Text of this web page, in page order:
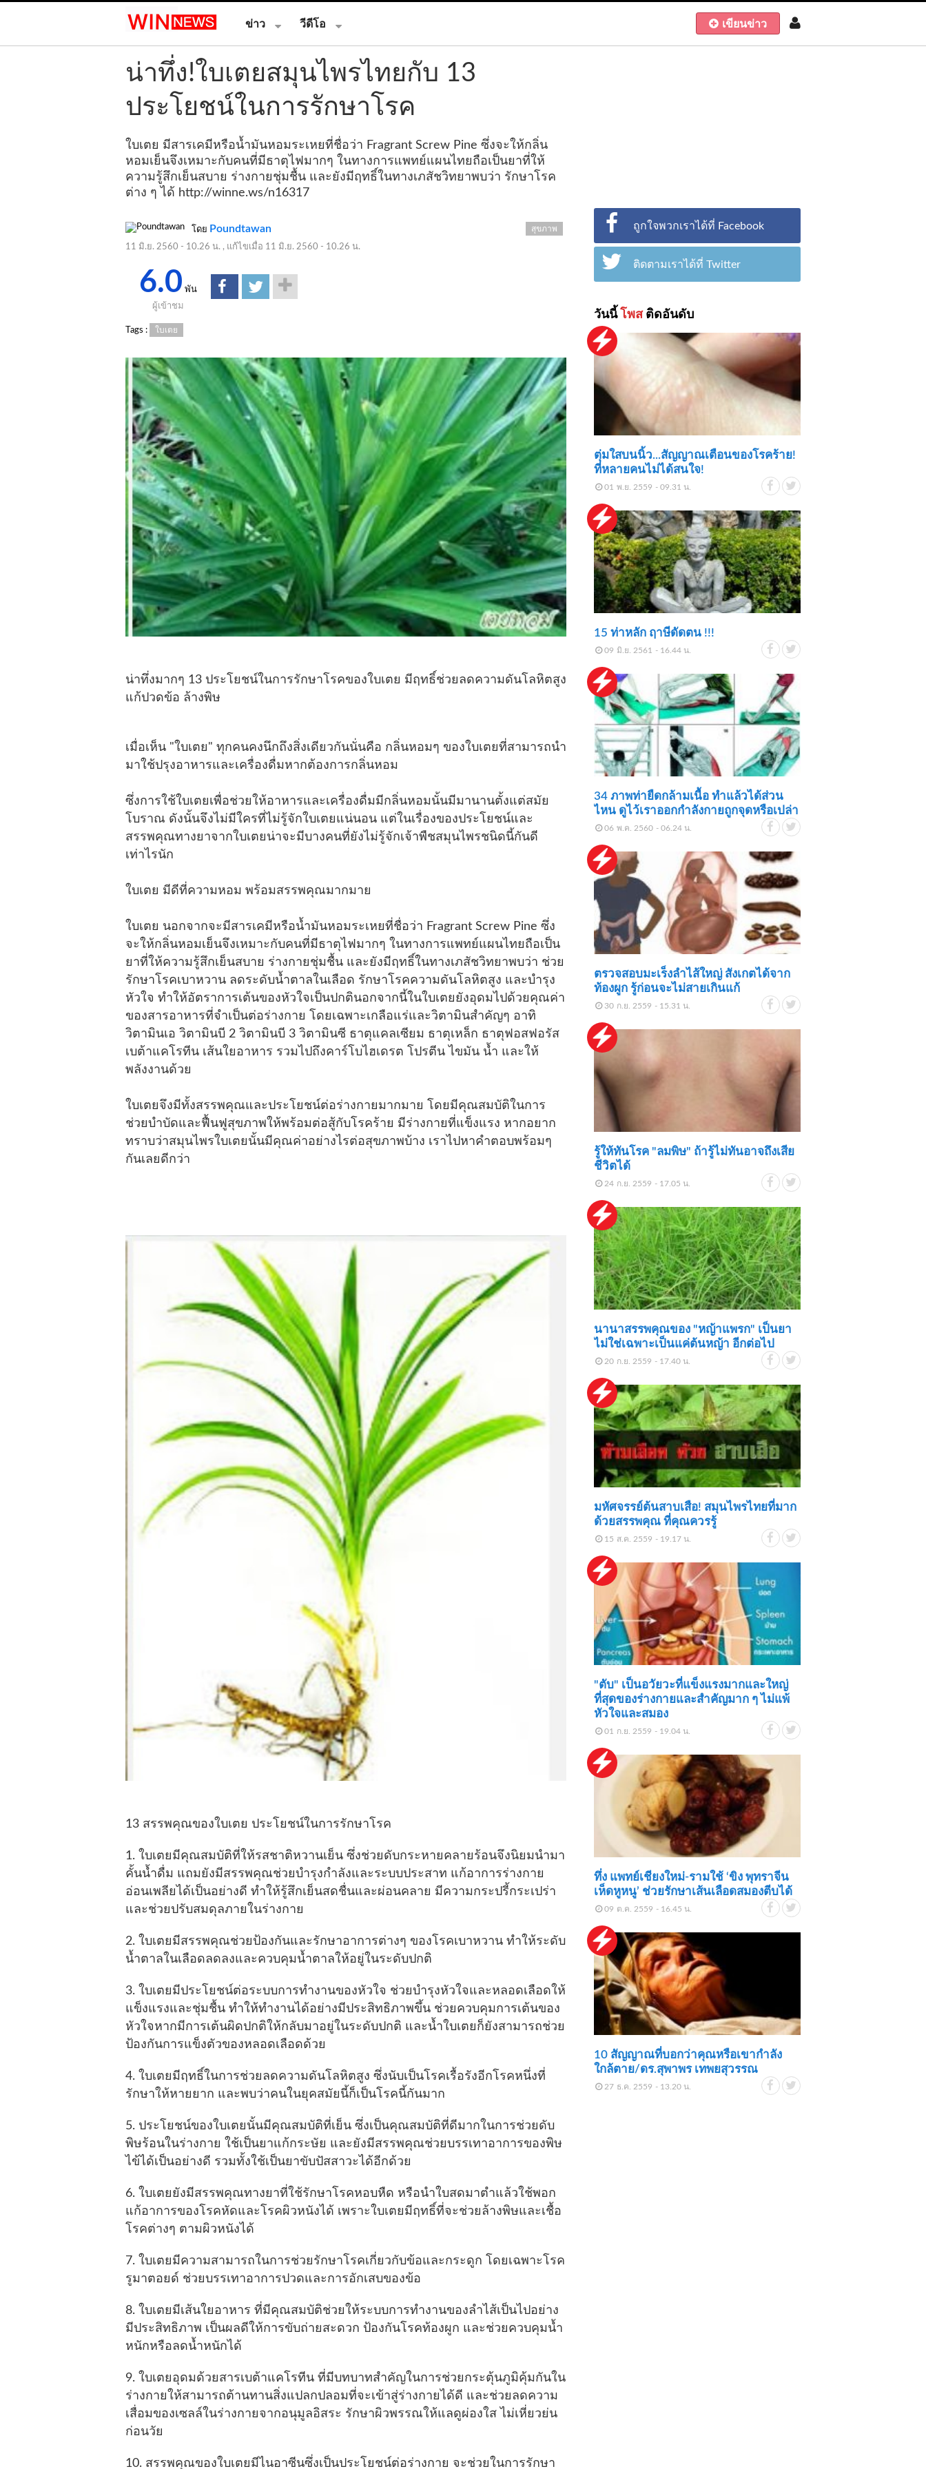
ข่าว วีดีโอ เขียนข่าว
น่าทึ่ง!ใบเตยสมุนไพรไทยกับ 13
ประโยชน์ในการรักษาโรค
ใบเตย มีสารเคมีหรือน้ำมันหอมระเหยที่ชื่อว่า Fragrant Screw Pine ซึ่งจะให้กลิ่น
หอมเย็นจึงเหมาะกับคนที่มีธาตุไฟมากๆ ในทางการแพทย์แผนไทยถือเป็นยาที่ให้
ความรู้สึกเย็นสบาย ร่างกายชุ่มชื้น และยังมีฤทธิ์ในทางเภสัชวิทยาพบว่า รักษาโรค
ต่าง ๆ ได้ http://winne.ws/n16317
โดย Poundtawan
11 มิ.ย. 2560 - 10.26 น. , แก้ไขเมื่อ 11 มิ.ย. 2560 - 10.26 น.
สุขภาพ
6.0 พัน
ผู้เข้าชม
Tags : ใบเตย
น่าทึ่งมากๆ 13 ประโยชน์ในการรักษาโรคของใบเตย มีฤทธิ์ช่วยลดความดันโลหิตสูง
แก้ปวดข้อ ล้างพิษ
เมื่อเห็น "ใบเตย" ทุกคนคงนึกถึงสิ่งเดียวกันนั่นคือ กลิ่นหอมๆ ของใบเตยที่สามารถนำ
มาใช้ปรุงอาหารและเครื่องดื่มหากต้องการกลิ่นหอม
ซึ่งการใช้ใบเตยเพื่อช่วยให้อาหารและเครื่องดื่มมีกลิ่นหอมนั้นมีมานานตั้งแต่สมัย
โบราณ ดังนั้นจึงไม่มีใครที่ไม่รู้จักใบเตยแน่นอน แต่ในเรื่องของประโยชน์และ
สรรพคุณทางยาจากใบเตยน่าจะมีบางคนที่ยังไม่รู้จักเจ้าพืชสมุนไพรชนิดนี้กันดี
เท่าไรนัก
ใบเตย มีดีที่ความหอม พร้อมสรรพคุณมากมาย
ใบเตย นอกจากจะมีสารเคมีหรือน้ำมันหอมระเหยที่ชื่อว่า Fragrant Screw Pine ซึ่ง
จะให้กลิ่นหอมเย็นจึงเหมาะกับคนที่มีธาตุไฟมากๆ ในทางการแพทย์แผนไทยถือเป็น
ยาที่ให้ความรู้สึกเย็นสบาย ร่างกายชุ่มชื้น และยังมีฤทธิ์ในทางเภสัชวิทยาพบว่า ช่วย
รักษาโรคเบาหวาน ลดระดับน้ำตาลในเลือด รักษาโรคความดันโลหิตสูง และบำรุง
หัวใจ ทำให้อัตราการเต้นของหัวใจเป็นปกตินอกจากนี้ในใบเตยยังอุดมไปด้วยคุณค่า
ของสารอาหารที่จำเป็นต่อร่างกาย โดยเฉพาะเกลือแร่และวิตามินสำคัญๆ อาทิ
วิตามินเอ วิตามินบี 2 วิตามินบี 3 วิตามินซี ธาตุแคลเซียม ธาตุเหล็ก ธาตุฟอสฟอรัส
เบต้าแคโรทีน เส้นใยอาหาร รวมไปถึงคาร์โบไฮเดรต โปรตีน ไขมัน น้ำ และให้
พลังงานด้วย
ใบเตยจึงมีทั้งสรรพคุณและประโยชน์ต่อร่างกายมากมาย โดยมีคุณสมบัติในการ
ช่วยบำบัดและฟื้นฟูสุขภาพให้พร้อมต่อสู้กับโรคร้าย มีร่างกายที่แข็งแรง หากอยาก
ทราบว่าสมุนไพรใบเตยนั้นมีคุณค่าอย่างไรต่อสุขภาพบ้าง เราไปหาคำตอบพร้อมๆ
กันเลยดีกว่า
13 สรรพคุณของใบเตย ประโยชน์ในการรักษาโรค
1. ใบเตยมีคุณสมบัติที่ให้รสชาติหวานเย็น ซึ่งช่วยดับกระหายคลายร้อนจึงนิยมนำมา
คั้นน้ำดื่ม แถมยังมีสรรพคุณช่วยบำรุงกำลังและระบบประสาท แก้อาการร่างกาย
อ่อนเพลียได้เป็นอย่างดี ทำให้รู้สึกเย็นสดชื่นและผ่อนคลาย มีความกระปรี้กระเปร่า
และช่วยปรับสมดุลภายในร่างกาย
2. ใบเตยมีสรรพคุณช่วยป้องกันและรักษาอาการต่างๆ ของโรคเบาหวาน ทำให้ระดับ
น้ำตาลในเลือดลดลงและควบคุมน้ำตาลให้อยู่ในระดับปกติ
3. ใบเตยมีประโยชน์ต่อระบบการทำงานของหัวใจ ช่วยบำรุงหัวใจและหลอดเลือดให้
แข็งแรงและชุ่มชื้น ทำให้ทำงานได้อย่างมีประสิทธิภาพขึ้น ช่วยควบคุมการเต้นของ
หัวใจหากมีการเต้นผิดปกติให้กลับมาอยู่ในระดับปกติ และน้ำใบเตยก็ยังสามารถช่วย
ป้องกันการแข็งตัวของหลอดเลือดด้วย
4. ใบเตยมีฤทธิ์ในการช่วยลดความดันโลหิตสูง ซึ่งนับเป็นโรคเรื้อรังอีกโรคหนึ่งที่
รักษาให้หายยาก และพบว่าคนในยุคสมัยนี้ก็เป็นโรคนี้กันมาก
5. ประโยชน์ของใบเตยนั้นมีคุณสมบัติที่เย็น ซึ่งเป็นคุณสมบัติที่ดีมากในการช่วยดับ
พิษร้อนในร่างกาย ใช้เป็นยาแก้กระษัย และยังมีสรรพคุณช่วยบรรเทาอาการของพิษ
ไข้ได้เป็นอย่างดี รวมทั้งใช้เป็นยาขับปัสสาวะได้อีกด้วย
6. ใบเตยยังมีสรรพคุณทางยาที่ใช้รักษาโรคหอบหืด หรือนำใบสดมาตำแล้วใช้พอก
แก้อาการของโรคหัดและโรคผิวหนังได้ เพราะใบเตยมีฤทธิ์ที่จะช่วยล้างพิษและเชื้อ
โรคต่างๆ ตามผิวหนังได้
7. ใบเตยมีความสามารถในการช่วยรักษาโรคเกี่ยวกับข้อและกระดูก โดยเฉพาะโรค
รูมาตอยด์ ช่วยบรรเทาอาการปวดและการอักเสบของข้อ
8. ใบเตยมีเส้นใยอาหาร ที่มีคุณสมบัติช่วยให้ระบบการทำงานของลำไส้เป็นไปอย่าง
มีประสิทธิภาพ เป็นผลดีให้การขับถ่ายสะดวก ป้องกันโรคท้องผูก และช่วยควบคุมน้ำ
หนักหรือลดน้ำหนักได้
9. ใบเตยอุดมด้วยสารเบต้าแคโรทีน ที่มีบทบาทสำคัญในการช่วยกระตุ้นภูมิคุ้มกันใน
ร่างกายให้สามารถต้านทานสิ่งแปลกปลอมที่จะเข้าสู่ร่างกายได้ดี และช่วยลดความ
เสื่อมของเซลล์ในร่างกายจากอนุมูลอิสระ รักษาผิวพรรณให้แลดูผ่องใส ไม่เหี่ยวย่น
ก่อนวัย
10. สรรพคุณของใบเตยมีไนอาซีนซึ่งเป็นประโยชน์ต่อร่างกาย จะช่วยในการรักษา
ถูกใจพวกเราได้ที่ Facebook
ติดตามเราได้ที่ Twitter
วันนี้ โพสติดอันดับ
ตุ่มใสบนนิ้ว...สัญญาณเตือนของโรคร้าย!
ที่หลายคนไม่ได้สนใจ!
01 พ.ย. 2559 - 09.31 น.
15 ท่าหลัก ฤาษีดัดตน !!!
09 มิ.ย. 2561 - 16.44 น.
34 ภาพท่ายืดกล้ามเนื้อ ทำแล้วได้ส่วน
ไหน ดูไว้เราออกกำลังกายถูกจุดหรือเปล่า
06 พ.ค. 2560 - 06.24 น.
ตรวจสอบมะเร็งลำไส้ใหญ่ สังเกตได้จาก
ท้องผูก รู้ก่อนจะไม่สายเกินแก้
30 ก.ย. 2559 - 15.31 น.
รู้ให้ทันโรค "ลมพิษ" ถ้ารู้ไม่ทันอาจถึงเสีย
ชีวิตได้
24 ก.ย. 2559 - 17.05 น.
นานาสรรพคุณของ "หญ้าแพรก" เป็นยา
ไม่ใช่เฉพาะเป็นแค่ต้นหญ้า อีกต่อไป
20 ก.ย. 2559 - 17.40 น.
มหัศจรรย์ต้นสาบเสือ! สมุนไพรไทยที่มาก
ด้วยสรรพคุณ ที่คุณควรรู้
15 ส.ค. 2559 - 19.17 น.
"ตับ" เป็นอวัยวะที่แข็งแรงมากและใหญ่
ที่สุดของร่างกายและสำคัญมาก ๆ ไม่แพ้
หัวใจและสมอง
01 ก.ย. 2559 - 19.04 น.
ทึ่ง แพทย์เชียงใหม่-รามใช้ ‘ขิง พุทราจีน
เห็ดหูหนู’ ช่วยรักษาเส้นเลือดสมองตีบได้
09 ต.ค. 2559 - 16.45 น.
10 สัญญาณที่บอกว่าคุณหรือเขากำลัง
ใกล้ตาย​​/ดร.สุพาพร เทพยสุวรรณ
27 ธ.ค. 2559 - 13.20 น.